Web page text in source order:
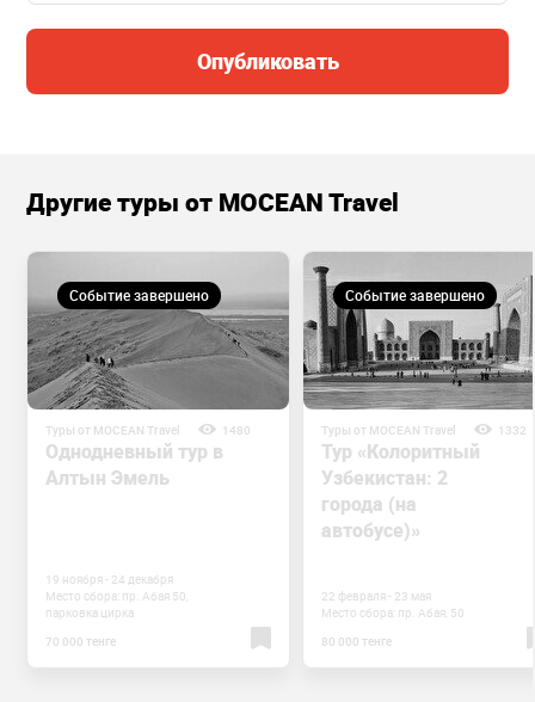
Опубликовать
Другие туры от MOCEAN Travel
Событие завершено
Туры от MOCEAN Travel 1480
Однодневный тур в
Алтын Эмель
19 ноября - 24 декабря
Место сбора: пр. Абая 50,
парковка цирка
70 000 тенге
Событие завершено
Туры от MOCEAN Travel 1332
Тур «Колоритный
Узбекистан: 2
города (на
автобусе)»
22 февраля - 23 мая
Место сбора: пр. Абая, 50
80 000 тенге